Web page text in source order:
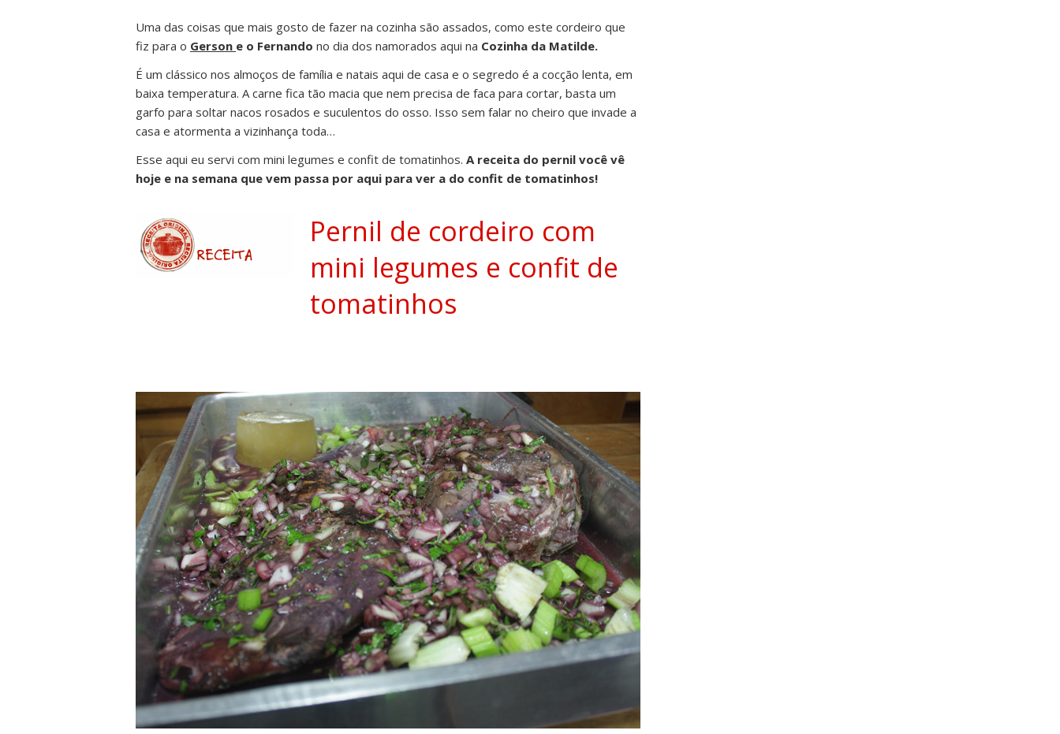
Uma das coisas que mais gosto de fazer na cozinha são assados, como este cordeiro que
fiz para o Gerson e o Fernando no dia dos namorados aqui na Cozinha da Matilde.
É um clássico nos almoços de família e natais aqui de casa e o segredo é a cocção lenta, em
baixa temperatura. A carne fica tão macia que nem precisa de faca para cortar, basta um
garfo para soltar nacos rosados e suculentos do osso. Isso sem falar no cheiro que invade a
casa e atormenta a vizinhança toda…
Esse aqui eu servi com mini legumes e confit de tomatinhos. A receita do pernil você vê
hoje e na semana que vem passa por aqui para ver a do confit de tomatinhos!
Pernil de cordeiro com
mini legumes e confit de
tomatinhos